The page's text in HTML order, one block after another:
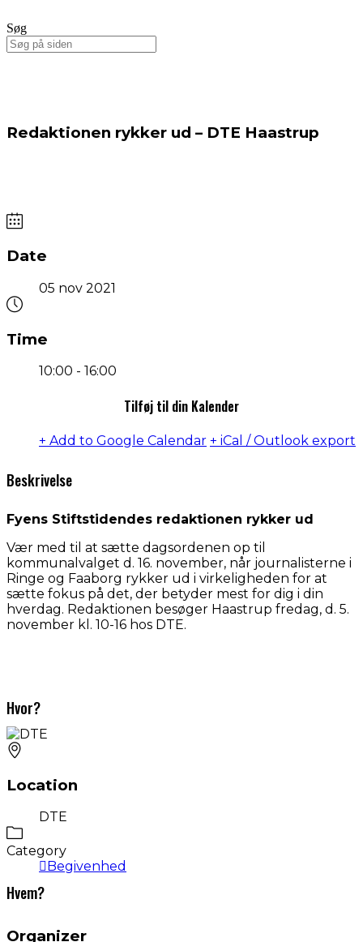
Søg
Redaktionen rykker ud – DTE Haastrup
Date
05 nov 2021
Time
10:00 - 16:00
Tilføj til din Kalender
+ Add to Google Calendar + iCal / Outlook export
Beskrivelse
Fyens Stiftstidendes redaktionen rykker ud
Vær med til at sætte dagsordenen op til
kommunalvalget d. 16. november, når journalisterne i
Ringe og Faaborg rykker ud i virkeligheden for at
sætte fokus på det, der betyder mest for dig i din
hverdag. Redaktionen besøger Haastrup fredag, d. 5.
november kl. 10-16 hos DTE.
Hvor?
Location
DTE
Category
Begivenhed
Hvem?
Organizer